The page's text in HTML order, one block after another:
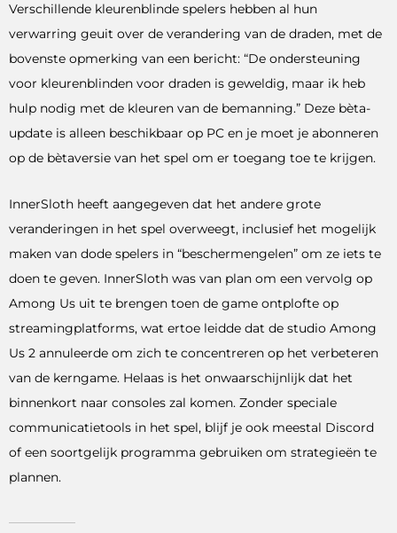
Verschillende kleurenblinde spelers hebben al hun
verwarring geuit over de verandering van de draden, met de
bovenste opmerking van een bericht: “De ondersteuning
voor kleurenblinden voor draden is geweldig, maar ik heb
hulp nodig met de kleuren van de bemanning.” Deze bèta-
update is alleen beschikbaar op PC en je moet je abonneren
op de bètaversie van het spel om er toegang toe te krijgen.
InnerSloth heeft aangegeven dat het andere grote
veranderingen in het spel overweegt, inclusief het mogelijk
maken van dode spelers in “beschermengelen” om ze iets te
doen te geven. InnerSloth was van plan om een ​​vervolg op
Among Us uit te brengen toen de game ontplofte op
streamingplatforms, wat ertoe leidde dat de studio Among
Us 2 annuleerde om zich te concentreren op het verbeteren
van de kerngame. Helaas is het onwaarschijnlijk dat het
binnenkort naar consoles zal komen. Zonder speciale
communicatietools in het spel, blijf je ook meestal Discord
of een soortgelijk programma gebruiken om strategieën te
plannen.